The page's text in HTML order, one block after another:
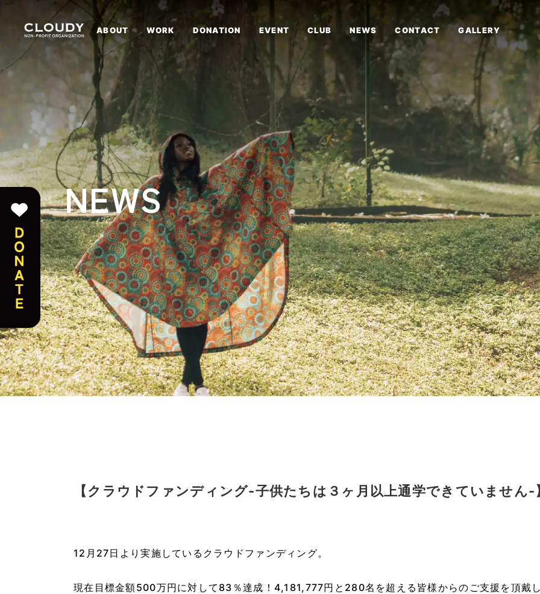
ABOUT WORK DONATION EVENT CLUB NEWS CONTACT GALLERY
NEWS
【クラウドファンディング-子供たちは３ヶ月以上通学できていません-
12月27日より実施しているクラウドファンディング。
現在目標金額500万円に対して83％達成！4,181,777円と280名を超える皆様からのご支援を頂戴